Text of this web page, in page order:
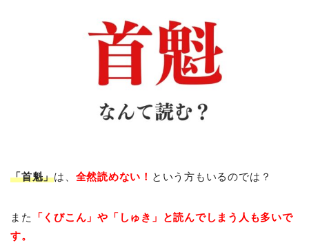
「首魁」は、 全然読めない！ という方もいるのでは？
また
「くびこん」や「しゅき」と読んでしまう人も多いで
す。